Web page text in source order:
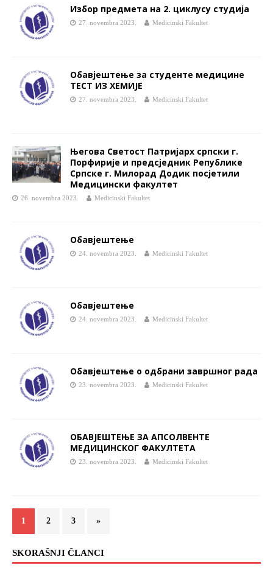
Избор предмета на 2. циклусу студија
27. novembra 2023. Medicinski Fakultet
Обавјештење за студенте медицине
ТЕСТ ИЗ ХЕМИЈЕ
27. novembra 2023. Medicinski Fakultet
Његова Светост Патријарх српски г.
Порфирије и предсједник Републике
Српске г. Милорад Додик посјетили
Медицински факултет
26. novembra 2023. Medicinski Fakultet
Обавјештење
24. novembra 2023. Medicinski Fakultet
Обавјештење
24. novembra 2023. Medicinski Fakultet
Обавјештење о одбрани завршног рада
23. novembra 2023. Medicinski Fakultet
OБАВЈЕШТЕЊЕ ЗА АПСОЛВЕНТЕ
МЕДИЦИНСКОГ ФАКУЛТЕТА
23. novembra 2023. Medicinski Fakultet
1 2 3 »
SKORAŠNJI ČLANCI